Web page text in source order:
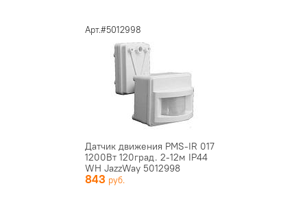
Арт.#5012998
Датчик движения PMS-IR 017
1200Вт 120град. 2-12м IP44
WH JazzWay 5012998
843